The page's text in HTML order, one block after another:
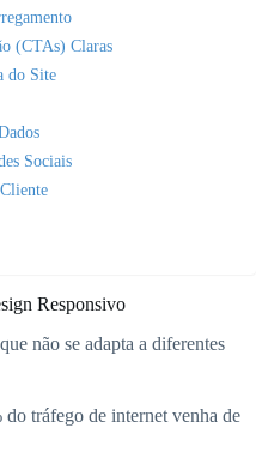
(CTAs) Claras
do Site
Sociais
Responsivo
não se adapta a diferentes
tráfego de internet venha de